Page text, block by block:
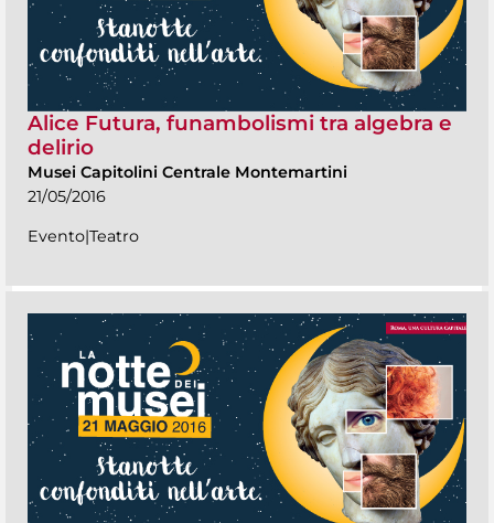
Alice Futura, funambolismi tra algebra e
delirio
Musei Capitolini Centrale Montemartini
21/05/2016
Evento|Teatro